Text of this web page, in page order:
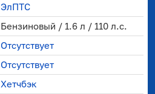
ЭлПТС
Бензиновый / 1.6 л / 110 л.с.
Отсутствует
Отсутствует
Хетчбэк